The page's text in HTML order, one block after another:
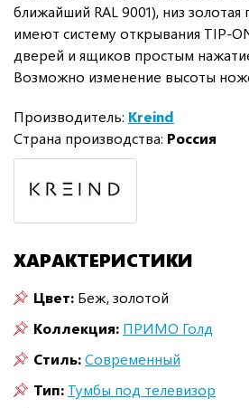
ближайший RAL 9001), низ
имеют систему открывания TIP-
дверей и ящиков простым
Возможно изменение высоты
Производитель: Kreind
Страна производства: Россия
ХАРАКТЕРИСТИКИ
Цвет: Беж, золотой
Коллекция: ПРИМО Голд
Стиль:Современный
Тип: Тумбы под телевизор